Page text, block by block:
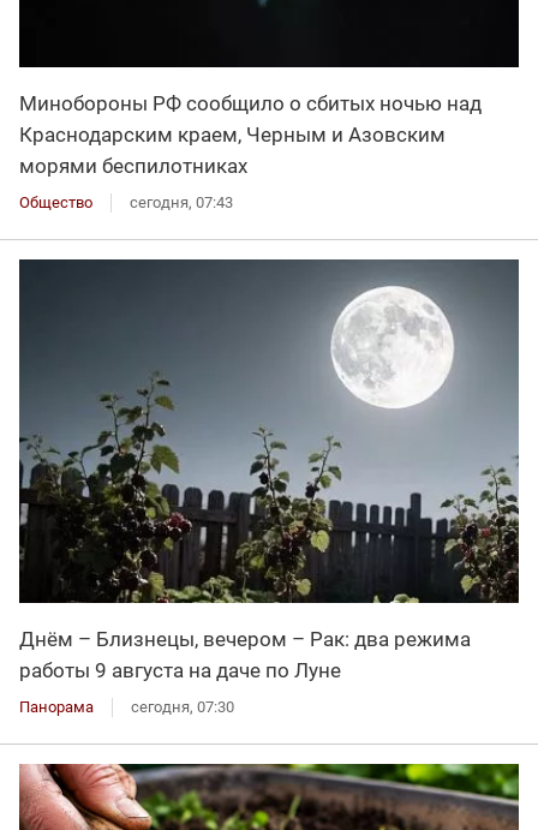
Минобороны РФ сообщило о сбитых ночью над
Краснодарским краем, Черным и Азовским
морями беспилотниках
Общество сегодня, 07:43
Днём – Близнецы, вечером – Рак: два режима
работы 9 августа на даче по Луне
Панорама сегодня, 07:30